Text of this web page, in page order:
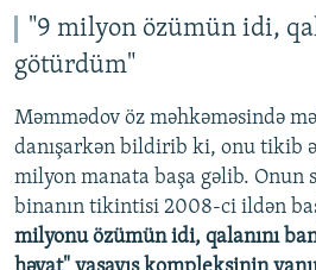
"9 milyon özümün idi,
götürdüm"
Məmmədov öz məhkəməsində
danışarkən bildirib ki, onu tikib
milyon manata başa gəlib. Onun
binanın tikintisi 2008-ci ildən
milyonu özümün idi, qalanını